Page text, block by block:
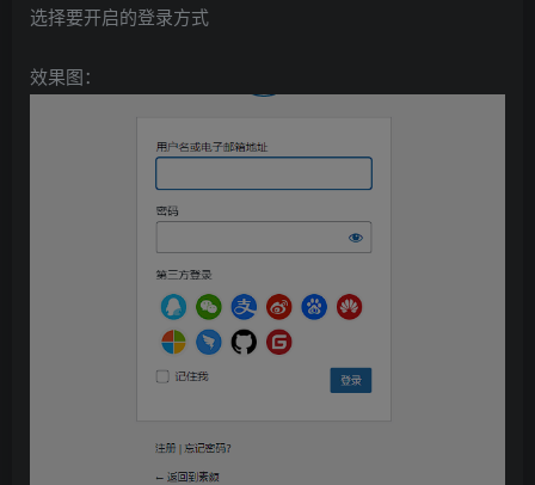
选择要开启的登录方式
效果图：